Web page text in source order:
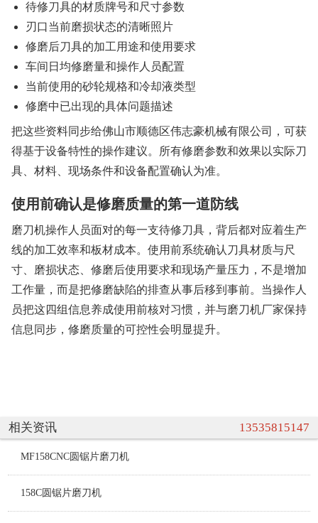
待修刀具的材质牌号和尺寸参数
刃口当前磨损状态的清晰照片
修磨后刀具的加工用途和使用要求
车间日均修磨量和操作人员配置
当前使用的砂轮规格和冷却液类型
修磨中已出现的具体问题描述
把这些资料同步给佛山市顺德区伟志豪机械有限公司，可获
得基于设备特性的操作建议。所有修磨参数和效果以实际刀
具、材料、现场条件和设备配置确认为准。
使用前确认是修磨质量的第一道防线
磨刀机操作人员面对的每一支待修刀具，背后都对应着生产
线的加工效率和板材成本。使用前系统确认刀具材质与尺
寸、磨损状态、修磨后使用要求和现场产量压力，不是增加
工作量，而是把修磨缺陷的排查从事后移到事前。当操作人
员把这四组信息养成使用前核对习惯，并与磨刀机厂家保持
信息同步，修磨质量的可控性会明显提升。
相关资讯 13535815147
MF158CNC圆锯片磨刀机
158C圆锯片磨刀机